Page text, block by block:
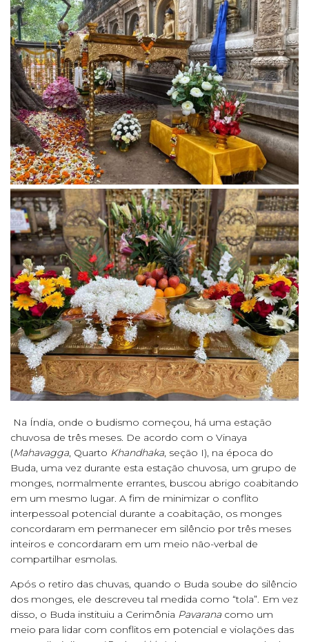
Na Índia, onde o budismo começou, há uma estação
chuvosa de três meses. De acordo com o Vinaya
(Mahavagga, Quarto Khandhaka, seção I), na época do
Buda, uma vez durante esta estação chuvosa, um grupo de
monges, normalmente errantes, buscou abrigo coabitando
em um mesmo lugar. A fim de minimizar o conflito
interpessoal potencial durante a coabitação, os monges
concordaram em permanecer em silêncio por três meses
inteiros e concordaram em um meio não-verbal de
compartilhar esmolas.
Após o retiro das chuvas, quando o Buda soube do silêncio
dos monges, ele descreveu tal medida como “tola”. Em vez
disso, o Buda instituiu a Cerimônia Pavarana como um
meio para lidar com conflitos em potencial e violações das